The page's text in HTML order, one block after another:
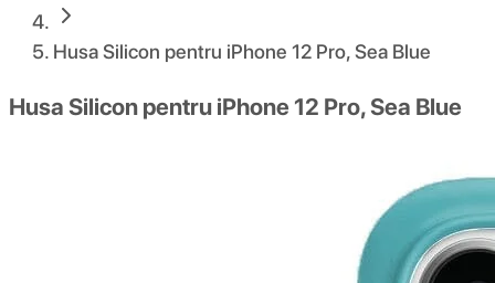
Husa Silicon pentru iPhone 12 Pro, Sea Blue
Husa Silicon pentru iPhone 12 Pro, Sea Blue